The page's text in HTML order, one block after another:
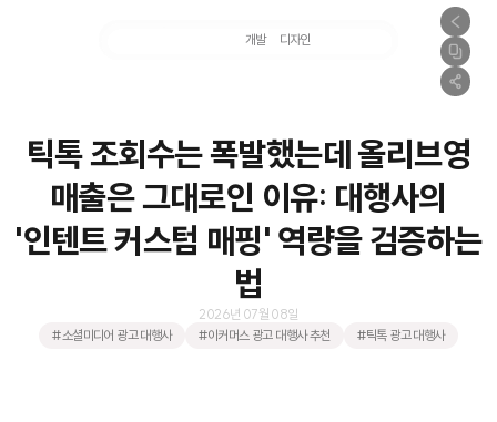
개발 디자인
틱톡 조회수는 폭발했는데 올리브영
매출은 그대로인 이유: 대행사의
'인텐트 커스텀 매핑' 역량을 검증하는
법
2026년 07월 08일
#소셜미디어 광고 대행사
#이커머스 광고 대행사 추천 #틱톡 광고 대행사